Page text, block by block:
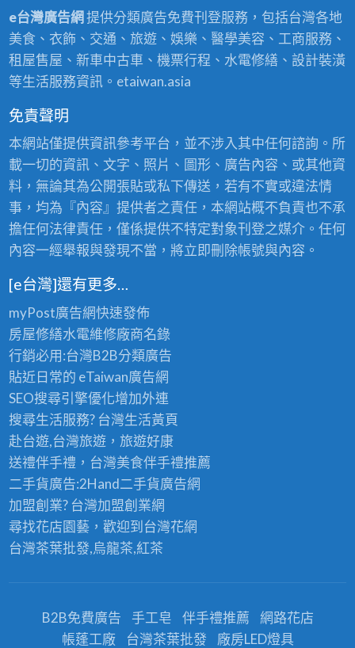
商
品
內
容
下
單
)DUO
天
使
塔
羅
卜
e台灣廣告網提供分類廣告免費刊登服務，包括台灣各地
美食、衣飾、交通、旅遊、娛樂、醫學美容、工商服務、
租屋售屋、新車中古車、機票行程、水電修繕、設計裝潢
等生活服務資訊。etaiwan.asia
免責聲明
本網站僅提供資訊參考平台，並不涉入其中任何諮詢。所
載一切的資訊、文字、照片、圖形、廣告內容、或其他資
料，無論其為公開張貼或私下傳送，若有不實或違法情
事，均為『內容』提供者之責任，本網站概不負責也不承
擔任何法律責任，僅係提供不特定對象刊登之媒介。任何
內容一經舉報與發現不當，將立即刪除帳號與內容。
[e台灣]還有更多…
myPost廣告網快速發佈
房屋修繕水電維修廠商名錄
行銷必用:台灣B2B分類廣告
貼近日常的 eTaiwan廣告網
SEO搜尋引擎優化增加外連
搜尋生活服務? 台灣生活黃頁
赴台遊,台灣旅遊，旅遊好康
送禮伴手禮，台灣美食伴手禮推薦
二手貨廣告:2Hand二手貨廣告網
加盟創業? 台灣加盟創業網
尋找花店園藝，歡迎到台灣花網
台灣茶葉批發,烏龍茶,紅茶
B2B免費廣告 手工皂 伴手禮推薦
網路花店
帳蓬工廠
台灣茶葉批發 廠房LED燈具